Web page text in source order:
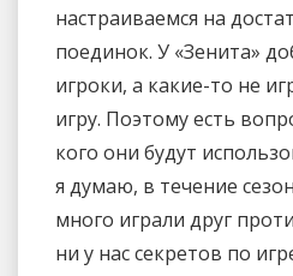
настраиваемся на
поединок. У «Зенита»
игроки, а какие-то не
игру. Поэтому есть
кого они будут
я думаю, в течение
много играли друг
ни у нас секретов по